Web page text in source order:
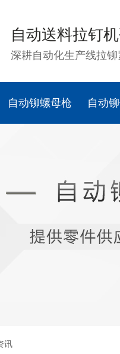
自动送料拉钉
深耕自动化生产线拉
自动铆螺母枪 自动
讯